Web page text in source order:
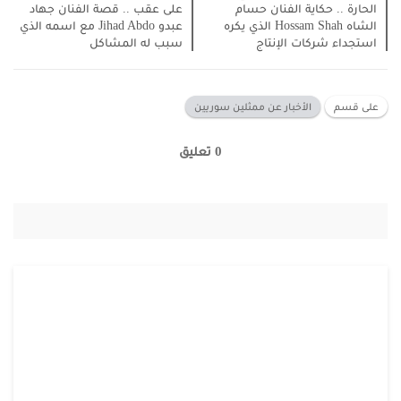
الحارة .. حكاية الفنان حسام
الشاه Hossam Shah الذي يكره
استجداء شركات الإنتاج
على عقب .. قصة الفنان جهاد
عبدو Jihad Abdo مع اسمه الذي
سبب له المشاكل
على قسم الأخبار عن ممثلين سوريين
0 تعليق